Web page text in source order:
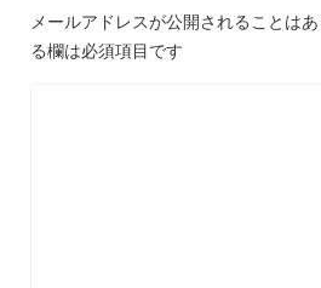
メールアドレスが公開されることはあ
る欄は必須項目です